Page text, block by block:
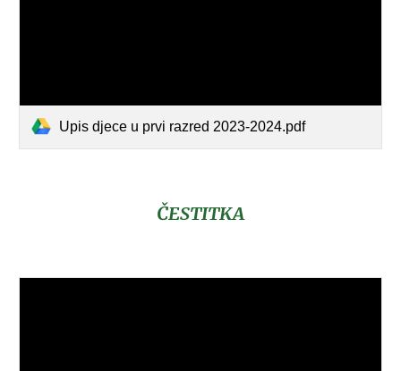
Upis djece u prvi razred 2023-2024.pdf
ČESTITKA